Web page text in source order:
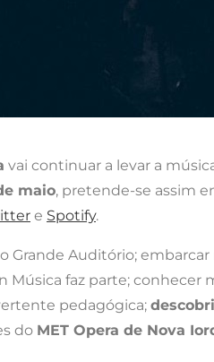
vai continuar a levar a
maio, pretende-se assim
e Spotify.
Grande Auditório;
Música faz parte;
pedagógica;
do MET Opera de Nova